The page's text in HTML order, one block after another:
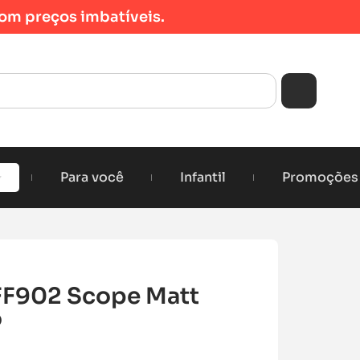
preços imbatíveis.
Para você Infantil Promoções
Scope Matt